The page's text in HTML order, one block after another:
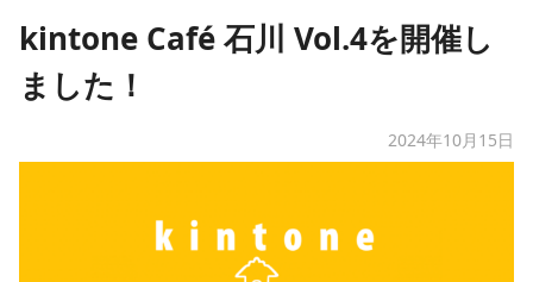
​kintone Café 石川 Vol.4を開催し
ました！
2024年10月15日